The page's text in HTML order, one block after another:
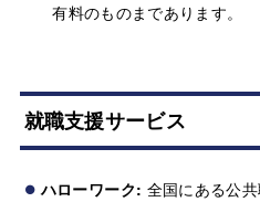
有料のものまであります。
就職支援サービス
ハローワーク: 全国にある公